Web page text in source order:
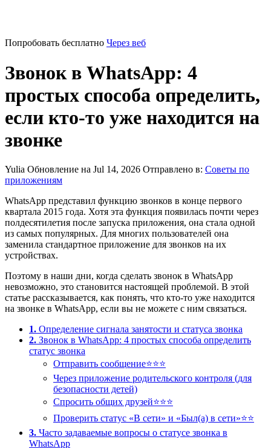
Попробовать бесплатно Через веб
Звонок в WhatsApp: 4
простых способа определить,
если кто-то уже находится на
звонке
Yulia Обновление на Jul 14, 2026 Отправлено в: Советы по
приложениям
WhatsApp представил функцию звонков в конце первого
квартала 2015 года. Хотя эта функция появилась почти через
полдесятилетия после запуска приложения, она стала одной
из самых популярных. Для многих пользователей она
заменила стандартное приложение для звонков на их
устройствах.
Поэтому в наши дни, когда сделать звонок в WhatsApp
невозможно, это становится настоящей проблемой. В этой
статье рассказывается, как понять, что кто-то уже находится
на звонке в WhatsApp, если вы не можете с ним связаться.
1. Определение сигнала занятости и статуса звонка
2. Звонок в WhatsApp: 4 простых способа определить
статус звонка
Отправить сообщение⭐⭐⭐
Через приложение родительского контроля (для
безопасности детей)
Спросить общих друзей⭐⭐⭐
Проверить статус «В сети» и «Был(а) в сети»⭐⭐
3. Часто задаваемые вопросы о статусе звонка в
WhatsApp